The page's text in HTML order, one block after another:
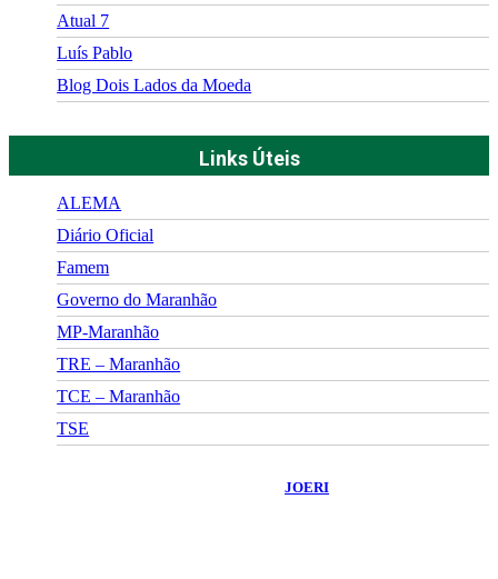
Atual 7
Luís Pablo
Blog Dois Lados da Moeda
Links Úteis
ALEMA
Diário Oficial
Famem
Governo do Maranhão
MP-Maranhão
TRE – Maranhão
TCE – Maranhão
TSE
JOERI